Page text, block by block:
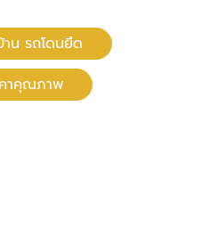
น รถโดนยึด
าคุณภาพ